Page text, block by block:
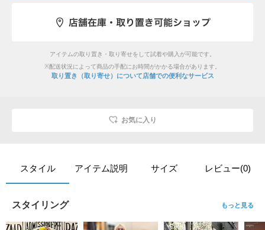
アイテムの取り置き・取り寄せをして試着や購入が可能です。
※配送状況によって商品の手配にお時間がかかる場合があります。
取り置き（取り寄せ）について店舗での便利なサービス
お気に入り
スタイル アイテム説明 サイズ レビュー(0)
スタイリング もっと見る